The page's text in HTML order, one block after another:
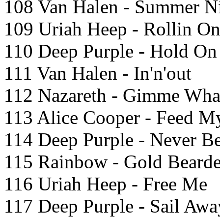
108 Van Halen - Summer
109 Uriah Heep - Rollin On
110 Deep Purple - Hold On
111 Van Halen - In'n'out
112 Nazareth - Gimme
113 Alice Cooper - Feed
114 Deep Purple - Never
115 Rainbow - Gold
116 Uriah Heep - Free Me
117 Deep Purple - Sail